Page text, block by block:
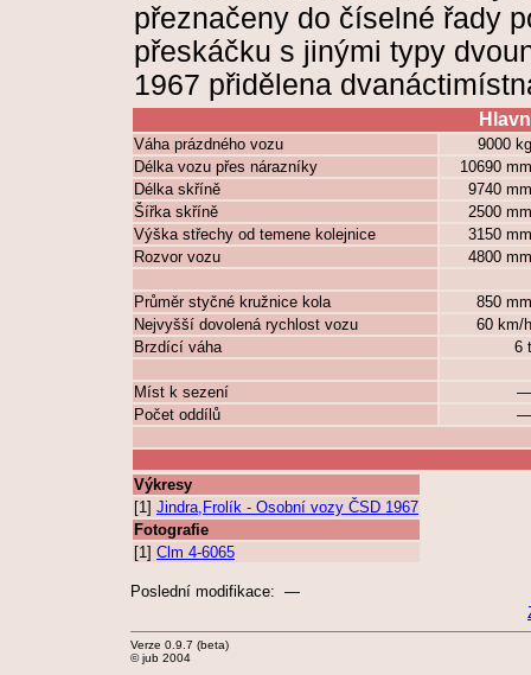
přeznačeny do číselné řady
přeskáčku s jinými typy
1967 přidělena
Váha prázdného vozu
9000
Délka vozu přes nárazníky
10690
Délka skříně
9740
Šířka skříně
2500
Výška střechy od temene kolejnice
3150
Rozvor vozu
4800
Průměr styčné kružnice kola
850
Nejvyšší dovolená rychlost vozu
60 km/
Brzdící váha
6
Míst k sezení
Počet oddílů
Výkresy
[1] Jindra,Frolík - Osobní vozy ČSD 1967
Fotografie
[1] Clm 4-6065
Poslední modifikace: —
Verze 0.9.7 (beta)
© jub 2004